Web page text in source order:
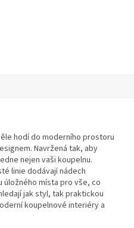
hodí do moderního prostoru
Navržená tak, aby
nejen vaši koupelnu.
linie dodávají nádech
místa pro vše, co
jak styl, tak praktickou
koupelnové interiéry a